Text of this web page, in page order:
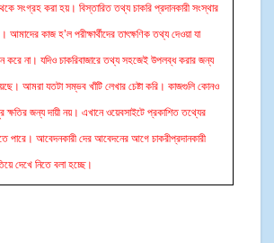
সংগ্রহ করা হয়। বিস্তারিত তথ্য চাকরি প্রদানকারী সংস্থার
আমাদের কাজ হ’ল পরীক্ষার্থীদের তাৎক্ষণিক তথ্য দেওয়া যা
না। যদিও চাকরিবাজারে তথ্য সহজেই উপলব্ধ করার জন্য
আমরা যতটা সম্ভব খাঁটি লেখার চেষ্টা করি। কাজগুলি কোনও
ক্ষতির জন্য দায়ী নয়। এখানে ওয়েবসাইটে প্রকাশিত তথ্যের
পারে। আবেদনকারী দের আবেদনের আগে চাকরীপ্রদানকারী
দেখে নিতে বলা হচ্ছে।